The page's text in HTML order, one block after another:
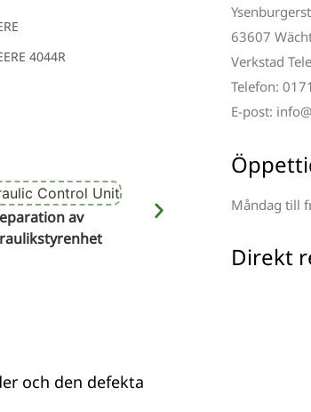
4044R
av
Reparation av
och den defekta
63607
Verkstad
Telefon:
E-post:
Måndag till
Direkt